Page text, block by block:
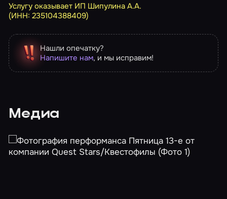
Услугу оказывает ИП Шипулина А.А.
(ИНН: 235104388409)
Нашли опечатку?
Напишите нам, и мы исправим!
Медиа